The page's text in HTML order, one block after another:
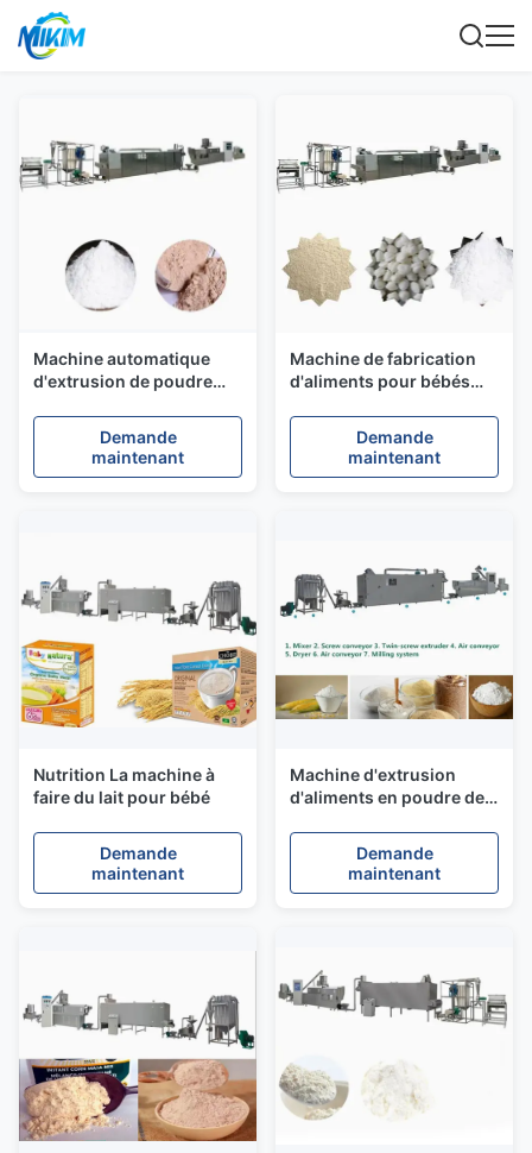
Machine automatique
d'extrusion de poudre
Demande
maintenant
Machine de fabrication
d'aliments pour bébés
Demande
maintenant
Nutrition La machine à
faire du lait pour bébé
Demande
maintenant
Machine d'extrusion
d'aliments en poudre de
d'extrusion de fromage
Demande
maintenant